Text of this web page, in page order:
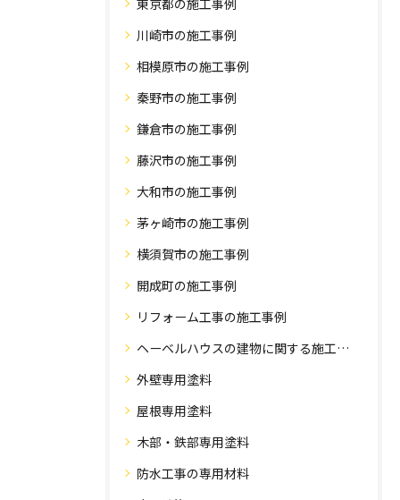
東京都の施工事例
川崎市の施工事例
相模原市の施工事例
秦野市の施工事例
鎌倉市の施工事例
藤沢市の施工事例
大和市の施工事例
茅ヶ崎市の施工事例
横須賀市の施工事例
開成町の施工事例
リフォーム工事の施工事例
ヘーベルハウスの建物に関する施工事例
外壁専用塗料
屋根専用塗料
木部・鉄部専用塗料
防水工事の専用材料